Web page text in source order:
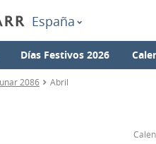
España
Días Festivos 2026
2086 Abril